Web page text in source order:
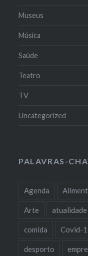
Museus
Música
Saúde
Teatro
TV
Uncategorized
PALAVRAS-
Agenda
Arte atualidade
comida Covid-
desporto